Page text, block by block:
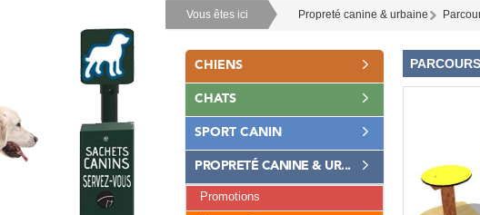
Vous êtes ici Propreté canine & urbaine
CHIENS
CHATS
SPORT CANIN
PROPRETÉ CANINE & UR...
Promotions